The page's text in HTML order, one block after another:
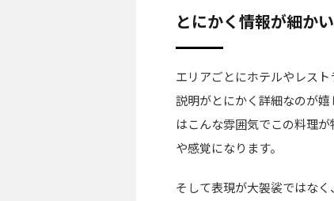
とにかく情報が細かい
エリアごとにホテルやレス
説明がとにかく詳細なのが
はこんな雰囲気でこの料理
や感覚になります。
そして表現が大袈裟ではな